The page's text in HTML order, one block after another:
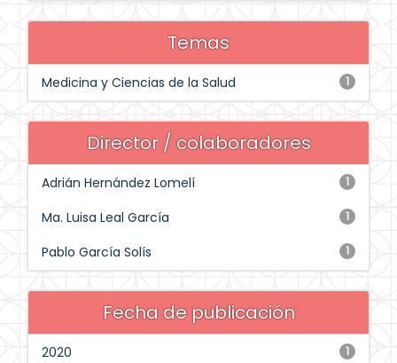
Temas
1
Medicina y Ciencias de la Salud
Director / colaboradores
1
Adrián Hernández Lomelí
1
Ma. Luisa Leal García
1
Pablo García Solís
Fecha de publicación
1
2020